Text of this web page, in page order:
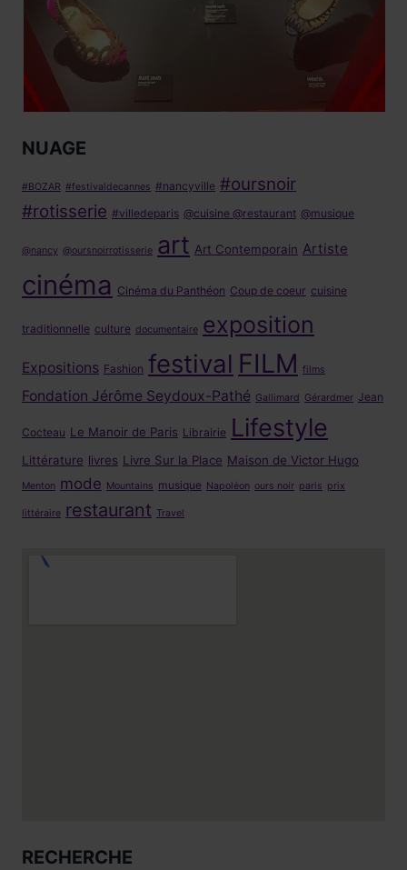
NUAGE
#BOZAR #festivaldecannes #nancyville #oursnoir
#rotisserie #villedeparis @cuisine @restaurant @musique
@nancy @oursnoirrotisserie art Art Contemporain Artiste
cinéma Cinéma du Panthéon Coup de coeur cuisine
traditionnelle culture documentaire exposition
Expositions Fashion festival FILM films
Fondation Jérôme Seydoux-Pathé Gallimard Gérardmer Jean
Cocteau Le Manoir de Paris Librairie Lifestyle
Littérature livres Livre Sur la Place Maison de Victor Hugo
Menton mode Mountains musique Napoléon ours noir paris prix
littéraire restaurant Travel
RECHERCHE